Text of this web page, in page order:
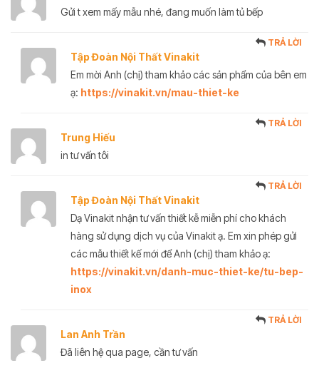
Gửi t xem mấy mẫu nhé, đang muốn làm tủ bếp
Tập Đoàn Nội Thất Vinakit
TRẢ LỜI
Em mời Anh (chị) tham khảo các sản phẩm của bên em
ạ: https://vinakit.vn/mau-thiet-ke
Trung Hiếu
TRẢ LỜI
in tư vấn tôi
Tập Đoàn Nội Thất Vinakit
TRẢ LỜI
Dạ Vinakit nhận tư vấn thiết kễ miễn phí cho khách
hàng sử dụng dịch vụ của Vinakit ạ. Em xin phép gửi
các mẫu thiết kế mới để Anh (chị) tham khảo ạ:
https://vinakit.vn/danh-muc-thiet-ke/tu-bep-
inox
Lan Anh Trần
TRẢ LỜI
Đã liên hệ qua page, cần tư vấn